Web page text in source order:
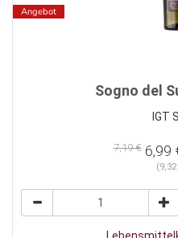
Angebot
Sogno del
IGT
7,19 €6,99